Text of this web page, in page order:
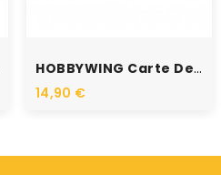
HOBBYWING Carte De...
14,90 €